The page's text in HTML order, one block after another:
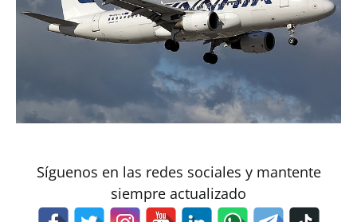
Síguenos en las redes sociales y mantente
siempre actualizado